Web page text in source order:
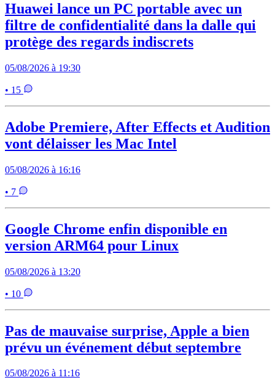
Huawei lance un PC portable avec un
filtre de confidentialité dans la dalle qui
protège des regards indiscrets
05/08/2026 à 19:30
• 15
Adobe Premiere, After Effects et Audition
vont délaisser les Mac Intel
05/08/2026 à 16:16
• 7
Google Chrome enfin disponible en
version ARM64 pour Linux
05/08/2026 à 13:20
• 10
Pas de mauvaise surprise, Apple a bien
prévu un événement début septembre
05/08/2026 à 11:16